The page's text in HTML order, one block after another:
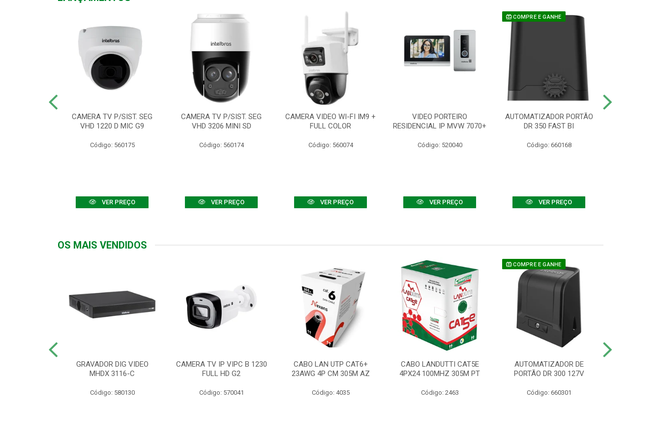
CAMERA TV P/SIST. SEG
VHD 1220 D MIC G9
Código: 560175
VER PREÇO
CAMERA TV P/SIST. SEG
VHD 3206 MINI SD
Código: 560174
VER PREÇO
CAMERA VIDEO WI-FI IM9 +
FULL COLOR
Código: 560074
VER PREÇO
VIDEO PORTEIRO
RESIDENCIAL IP MVW 7070+
Código: 520040
VER PREÇO
COMPRE E GANHE
AUTOMATIZADOR PORTÃO
DR 350 FAST BI
Código: 660168
VER PREÇO
OS MAIS VENDIDOS
GRAVADOR DIG VIDEO
MHDX 3116-C
Código: 580130
CAMERA TV IP VIPC B 1230
FULL HD G2
Código: 570041
CABO LAN UTP CAT6+
23AWG 4P CM 305M AZ
Código: 4035
CABO LANDUTTI CAT5E
4PX24 100MHZ 305M PT
Código: 2463
COMPRE E GANHE
AUTOMATIZADOR DE
PORTÃO DR 300 127V
Código: 660301